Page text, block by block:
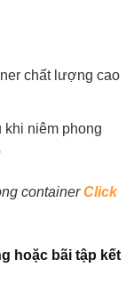
chất lượng cao
khi niêm phong
containerClick
hoặc bãi tập kết